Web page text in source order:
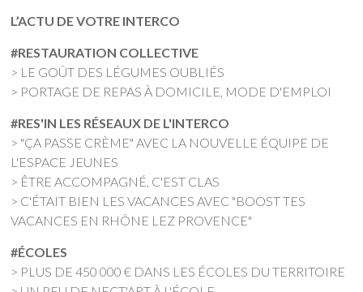
L’ACTU DE VOTRE INTERCO
#RESTAURATION COLLECTIVE
> LE GOÛT DES LÉGUMES OUBLIÉS
> PORTAGE DE REPAS À DOMICILE, MODE D'EMPLOI
#RES'IN LES RÉSEAUX DE L'INTERCO
> "ÇA PASSE CRÈME" AVEC LA NOUVELLE ÉQUIPE DE
L'ESPACE JEUNES
> ÊTRE ACCOMPAGNÉ, C'EST CLAS
> C'ÉTAIT BIEN LES VACANCES AVEC "BOOST TES
VACANCES EN RHÔNE LEZ PROVENCE"
#ÉCOLES
> PLUS DE 450 000 € DANS LES ÉCOLES DU TERRITOIRE